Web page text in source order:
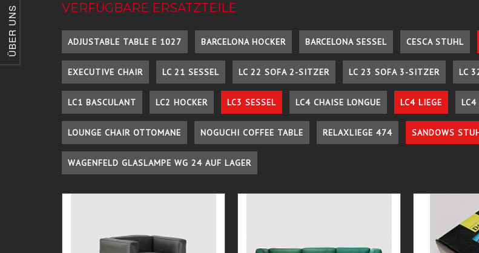
ÜBER UNS VERFÜGBARE ERSATZTEILE
ADJUSTABLE TABLE E 1027 BARCELONA HOCKER BARCELONA SESSEL CESCA STUHL
EXECUTIVE CHAIR LC 21 SESSEL LC 22 SOFA 2-SITZER LC 23 SOFA 3-SITZER LC
LC1 BASCULANT LC2 HOCKER LC3 SESSEL LC4 CHAISE LONGUE LC4 LIEGE
LOUNGE CHAIR OTTOMANE NOGUCHI COFFEE TABLE RELAXLIEGE 474 SANDOWS
WAGENFELD GLASLAMPE WG 24 AUF LAGER